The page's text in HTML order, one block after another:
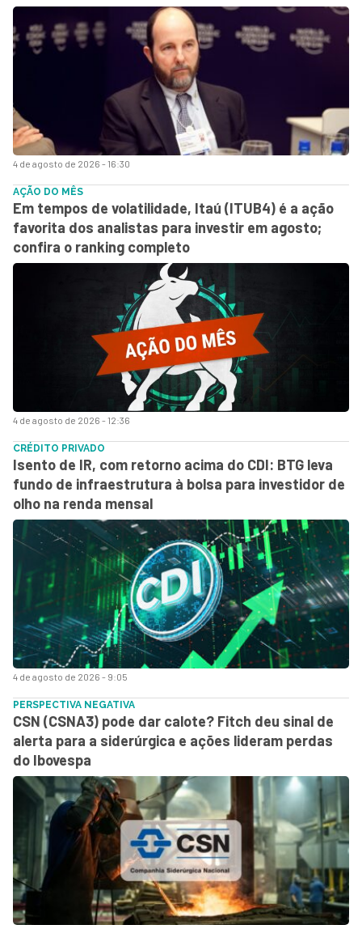
4 de agosto de 2026 - 16:30
4 de agosto de 2026 - 12:36
AÇÃO DO MÊS
Em tempos de volatilidade, Itaú (ITUB4) é a ação
favorita dos analistas para investir em agosto;
confira o ranking completo
4 de agosto de 2026 - 9:05
CRÉDITO PRIVADO
Isento de IR, com retorno acima do CDI: BTG leva
fundo de infraestrutura à bolsa para investidor de
olho na renda mensal
PERSPECTIVA NEGATIVA
CSN (CSNA3) pode dar calote? Fitch deu sinal de
alerta para a siderúrgica e ações lideram perdas
do Ibovespa